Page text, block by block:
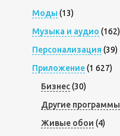
Моды (13)
Музыка и аудио (162)
Персонализация (39)
Приложение(1 627)
Бизнес(30)
Другие программы
Живые обои (4)